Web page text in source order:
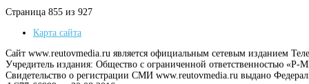
Страница 855 из 927
Карта сайта
Сайт www.reutovmedia.ru является официальным сетевым изданием
Учредитель издания: Общество с ограниченной ответственностью
Свидетельство о регистрации СМИ www.reutovmedia.ru выдано